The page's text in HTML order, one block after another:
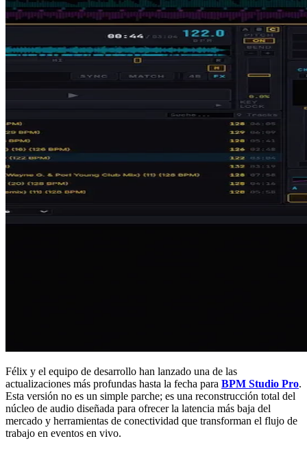
Félix y el equipo de desarrollo han lanzado una de las
actualizaciones más profundas hasta la fecha para BPM Studio Pro.
Esta versión no es un simple parche; es una reconstrucción total del
núcleo de audio diseñada para ofrecer la latencia más baja del
mercado y herramientas de conectividad que transforman el flujo de
trabajo en eventos en vivo.